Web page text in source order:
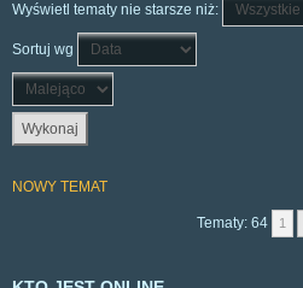
Wyświetl tematy nie starsze niż:
Sortuj wg
NOWY TEMAT
Tematy: 64 1